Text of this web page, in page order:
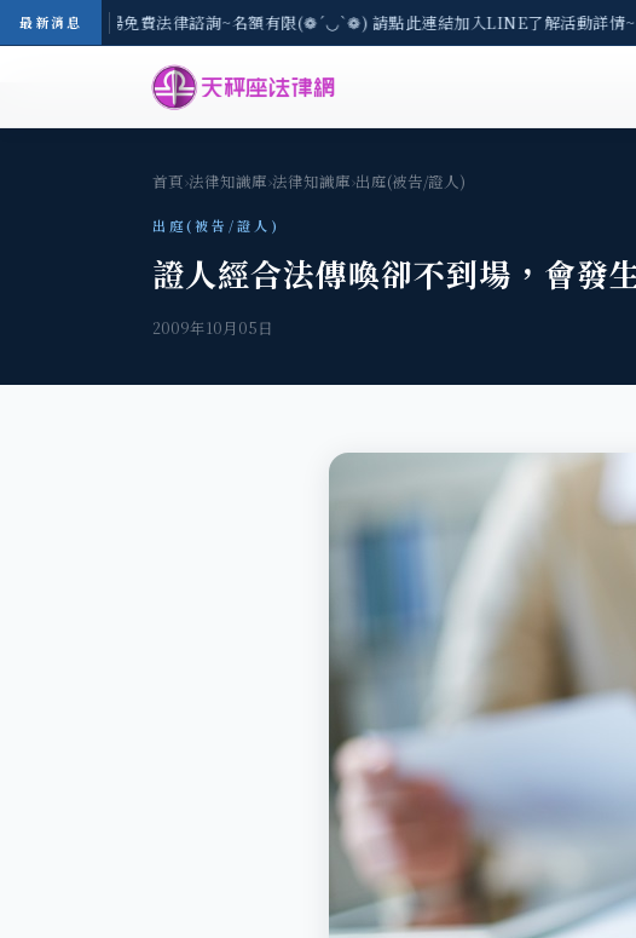
最新消息
-8/3(一) 現場免費法律諮詢~名額有限(❁´◡`❁) 請點此連結加入LINE了解活動詳
首頁›法律知識庫›法律知識庫›出庭(被告/證人)
出庭(被告/證人)
證人經合法傳喚卻不到場，會發
2009年10月05日